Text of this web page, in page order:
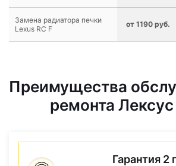
Замена радиатора печки
Lexus RC F
от 1190 руб.
Преимущества
ремонта Лексус
Гарантия 2